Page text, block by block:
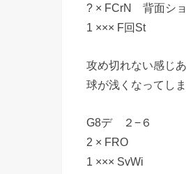
? × FCrN 背面ショ
1 ××× F回St
攻め切れない感じ
球が浅くなってし
G8デ ２−６
2 × FRO
1 ××× SvWi